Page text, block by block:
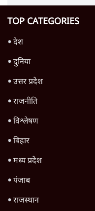
TOP CATEGORIES
देश
दुनिया
उत्तर प्रदेश
राजनीति
विश्लेषण
बिहार
मध्य प्रदेश
पंजाब
राजस्थान